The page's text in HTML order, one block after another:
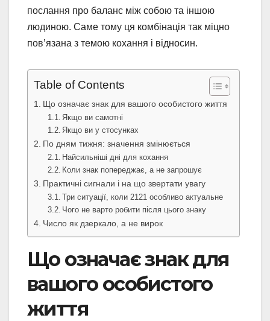
послання про баланс між собою та іншою
людиною. Саме тому ця комбінація так міцно
пов’язана з темою кохання і відносин.
Table of Contents
Що означає знак для вашого особистого життя
Якщо ви самотні
Якщо ви у стосунках
По дням тижня: значення змінюється
Найсильніші дні для кохання
Коли знак попереджає, а не запрошує
Практичні сигнали і на що звертати увагу
Три ситуації, коли 2121 особливо актуальне
Чого не варто робити після цього знаку
Число як дзеркало, а не вирок
Що означає знак для
вашого особистого
життя